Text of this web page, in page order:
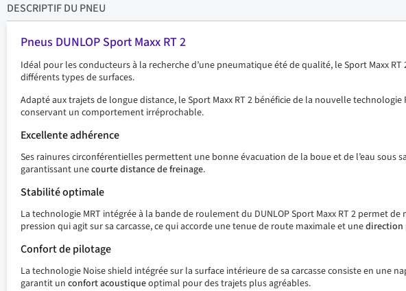
DESCRIPTIFDU PNEU
Pneus DUNLOP Sport Maxx RT 2
Idéal pour les conducteurs à la recherche d’une pneumatique été de qualité, le Sport Maxx
différents types de surfaces.
Adapté aux trajets de longue distance, le Sport Maxx RT 2 bénéficie de la nouvelle
conservant un comportement irréprochable.
Excellente adhérence
Ses rainures circonférentielles permettent une bonne évacuation de la boue et de l’eau
garantissant unecourte distance de freinage.
Stabilité optimale
La technologie MRT intégrée à la bande de roulement du DUNLOP Sport Maxx RT 2
pression qui agit sur sa carcasse, ce qui accorde une tenue de route maximale et unedirection
Confort de pilotage
La technologie Noise shield intégrée sur la surface intérieure de sa carcasse consiste en une
garantit un confort acoustiqueoptimal pour des trajets plus agréables.